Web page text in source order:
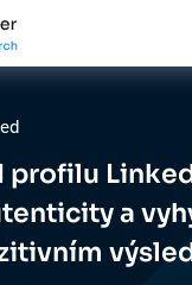
profilu
a